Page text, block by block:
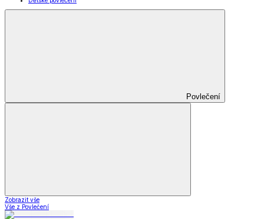
Povlečení
Zobrazit vše
Vše z Povlečení